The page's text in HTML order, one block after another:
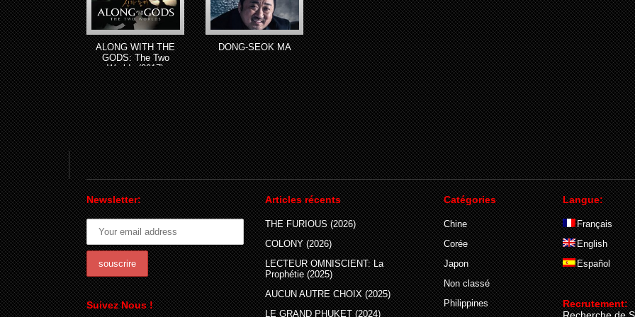
ALONG WITH THE
GODS: The Two
Worlds (2017)
DONG-SEOK MA
Newsletter:
Suivez Nous !
Articles récents
THE FURIOUS (2026)
COLONY (2026)
LECTEUR OMNISCIENT: La
Prophétie (2025)
AUCUN AUTRE CHOIX (2025)
LE GRAND PHUKET (2024)
Catégories
Chine
Corée
Japon
Non classé
Philippines
Langue:
Français
English
Español
Recrutement: